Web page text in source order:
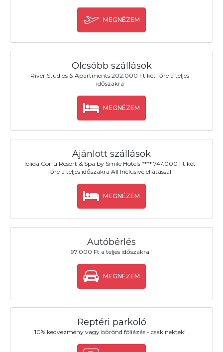
MEGNÉZEM
Olcsóbb szállások
River Studios & Apartments 202.000 Ft két főre a teljes
időszakra
MEGNÉZEM
Ajánlott szállások
Iolida Corfu Resort & Spa by Smile Hotels **** 747.000 Ft két
főre a teljes időszakra All Inclusive ellátással
MEGNÉZEM
Autóbérlés
97.000 Ft a teljes időszakra
MEGNÉZEM
Reptéri parkoló
10% kedvezmény vagy bőrönd fóliázás - csak nektek!